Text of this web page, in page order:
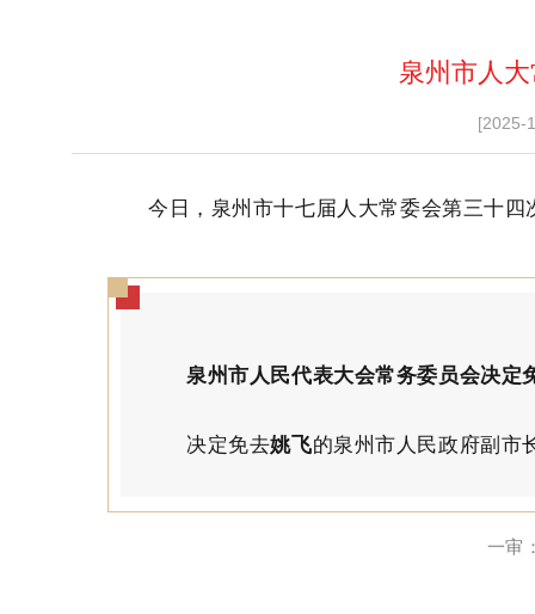
泉州市人
[2025-
今日，泉州市十七届人大常委会第三十
泉州市人民代表大会常务委员会决定
决定免去姚飞的泉州市人民政府副市
一审